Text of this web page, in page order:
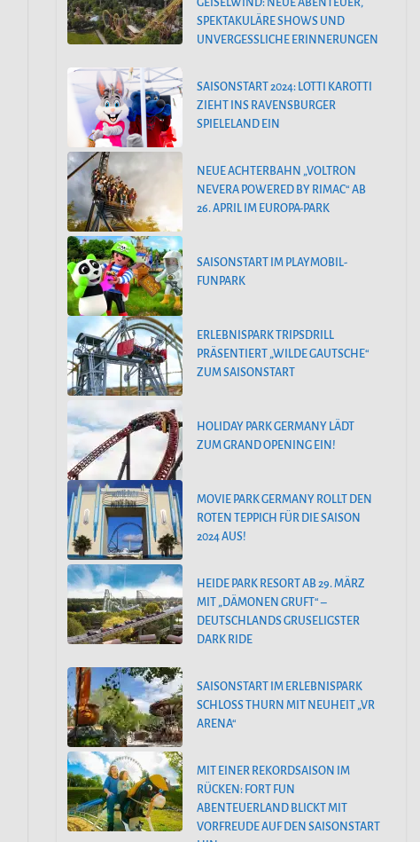
GEISELWIND: NEUE ABENTEUER,
SPEKTAKULÄRE SHOWS UND
UNVERGESSLICHE ERINNERUNGEN
SAISONSTART 2024: LOTTI KAROTTI
ZIEHT INS RAVENSBURGER
SPIELELAND EIN
NEUE ACHTERBAHN „VOLTRON
NEVERA POWERED BY RIMAC“ AB
26. APRIL IM EUROPA-PARK
SAISONSTART IM PLAYMOBIL-
FUNPARK
ERLEBNISPARK TRIPSDRILL
PRÄSENTIERT „WILDE GAUTSCHE“
ZUM SAISONSTART
HOLIDAY PARK GERMANY LÄDT
ZUM GRAND OPENING EIN!
MOVIE PARK GERMANY ROLLT DEN
ROTEN TEPPICH FÜR DIE SAISON
2024 AUS!
HEIDE PARK RESORT AB 29. MÄRZ
MIT „DÄMONEN GRUFT“ –
DEUTSCHLANDS GRUSELIGSTER
DARK RIDE
SAISONSTART IM ERLEBNISPARK
SCHLOSS THURN MIT NEUHEIT „VR
ARENA“
MIT EINER REKORDSAISON IM
RÜCKEN: FORT FUN
ABENTEUERLAND BLICKT MIT
VORFREUDE AUF DEN SAISONSTART